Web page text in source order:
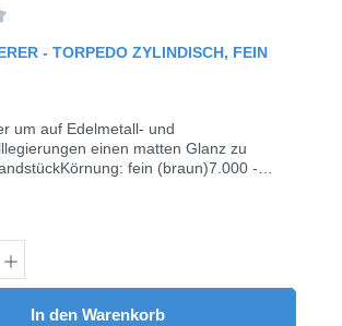
- TORPEDO ZYLINDISCH, FEIN
um auf Edelmetall- und
einen matten Glanz zu
fein (braun)7.000 -
Gib den gewünschten
In den Warenkorb